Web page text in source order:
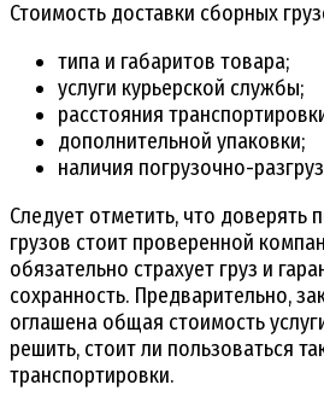
Стоимость доставки сборных
типа и габаритов товара;
услуги курьерской службы;
расстояния
дополнительной упаковки;
наличия погрузочно-
Следует отметить, что доверять
грузов стоит проверенной
обязательно страхует груз и
сохранность. Предварительно,
оглашена общая стоимость
решить, стоит ли пользоваться
транспортировки.